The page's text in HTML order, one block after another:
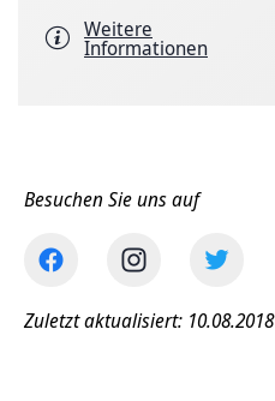
Weitere
Informationen
Besuchen Sie uns auf
Zuletzt aktualisiert: 10.08.2018